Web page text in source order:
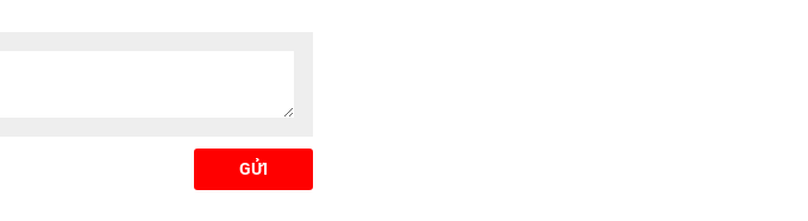
GỬI